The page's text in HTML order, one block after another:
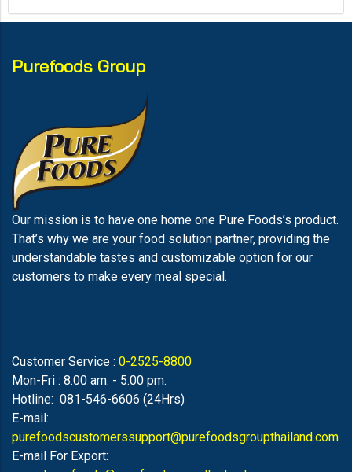
Purefoods Group
Our mission is to have one home one Pure Foods’s product.
That’s why we are your food solution partner, providing the
understandable tastes and customizable option for our
customers to make every meal special.
Customer Service : 0-2525-8800
Mon-Fri : 8.00 am. - 5.00 pm.
Hotline: 081-546-6606 (24Hrs)
E-mail:
purefoodscustomerssupport@purefoodsgroupthailand.com
E-mail For Export: